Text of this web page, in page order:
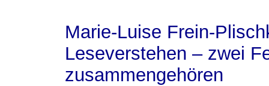
Marie-Luise Frein-
Leseverstehen – zwei
zusammengehören